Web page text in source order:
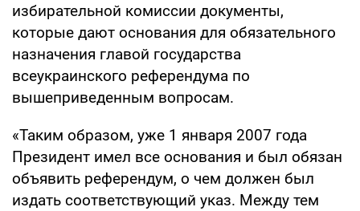
избирательной комиссии документы,
которые дают основания для обязательного
назначения главой государства
всеукраинского референдума по
вышеприведенным вопросам.
«Таким образом, уже 1 января 2007 года
Президент имел все основания и был обязан
объявить референдум, о чем должен был
издать соответствующий указ. Между тем